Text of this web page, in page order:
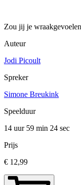
Zou jij je
Auteur
Jodi Picoult
Spreker
Simone Breukink
Speelduur
14 uur 59 min 24 sec
Prijs
€ 12,99